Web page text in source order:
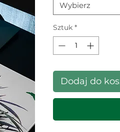
Wybierz
Sztuk *
Dodaj do